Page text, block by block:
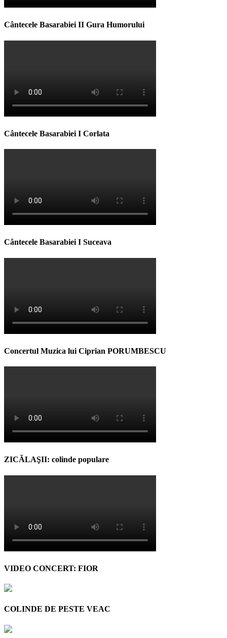
Cântecele Basarabiei II Gura Humorului
Cântecele Basarabiei I Corlata
Cântecele Basarabiei I Suceava
Concertul Muzica lui Ciprian PORUMBESCU
ZICĂLAŞII: colinde populare
VIDEO CONCERT: FIOR
COLINDE DE PESTE VEAC